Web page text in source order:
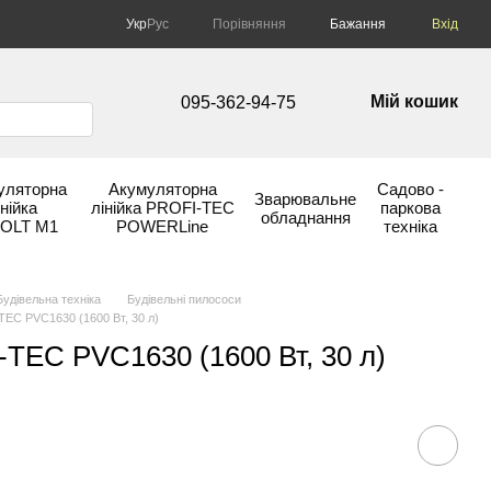
УкрРус Порівняння Бажання Вхід
095-362-94-75 Мій кошик
М1
Акумуляторна
лінійка PROFI-TEC
POWERLine
Зварювальне
обладнання
Садово -
паркова
техніка
техніка
Будівельні пилососи
PVC1630 (1600 Вт, 30 л)
PVC1630 (1600 Вт, 30 л)